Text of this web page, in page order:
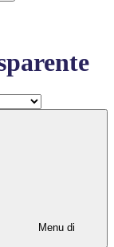
Menu di